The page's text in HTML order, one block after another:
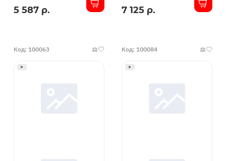
В
5 587 р.
В
7 125 р.
Код: 100063 Код: 100084